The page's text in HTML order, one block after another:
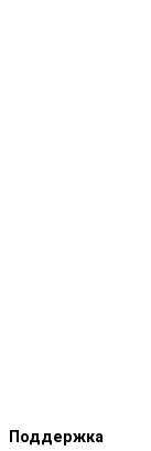
Поддержка